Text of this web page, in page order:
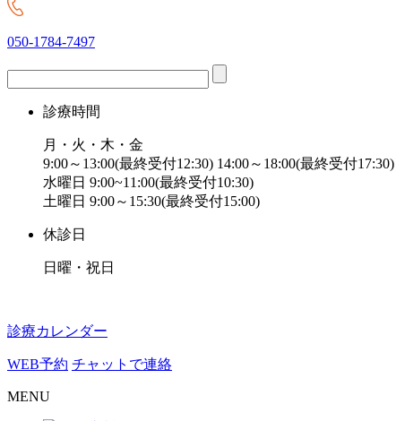
050-1784-7497
診療時間
月・火・木・金
9:00～13:00(最終受付12:30) 14:00～18:00(最終受付17:30)
水曜日 9:00~11:00(最終受付10:30)
土曜日 9:00～15:30(最終受付15:00)
休診日
日曜・祝日
診療カレンダー
WEB予約 チャットで連絡
MENU